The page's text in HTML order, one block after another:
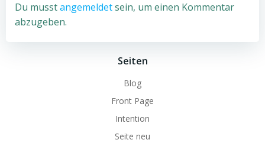
Du musstangemeldetsein, um einen Kommentar
abzugeben.
Seiten
Blog
Front Page
Intention
Seite neu